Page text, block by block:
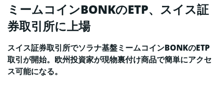
ミームコインBONKのETP、スイス証
券取引所に上場
スイス証券取引所でソラナ基盤ミームコインBONKのETP
取引が開始。欧州投資家が現物裏付け商品で簡単にアクセ
ス可能になる。